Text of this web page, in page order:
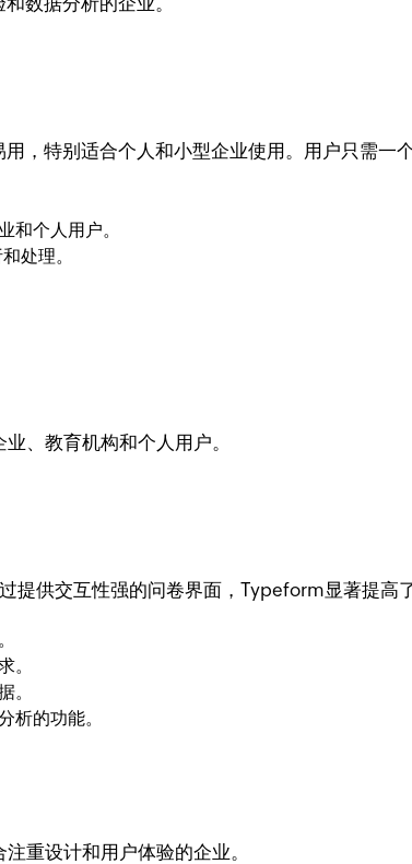
，特别适合个人和小型企业使用。用户只需一
和个人用户。
处理。
、教育机构和个人用户。
提供交互性强的问卷界面，Typeform显著提高
。
。
析的功能。
重设计和用户体验的企业。